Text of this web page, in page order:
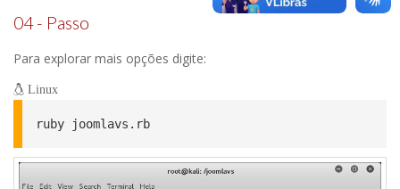
04 - Passo
Para explorar mais opções digite:
Linux
ruby joomlavs.rb